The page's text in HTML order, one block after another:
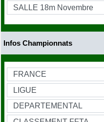
Infos Championnats